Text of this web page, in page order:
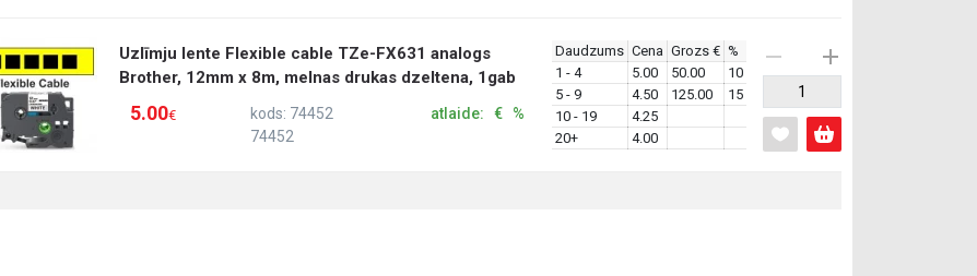
Uzlīmju lente Flexible cable TZe-FX631 analogs
Brother, 12mm x 8m, melnas drukas dzeltena, 1gab
5.00€
kods: 74452
74452
atlaide: € %
Daudzums Cena Grozs € %
1 - 4
5.00 50.00
10
5 - 9
4.50 125.00
15
10 - 19
4.25
20+
4.00